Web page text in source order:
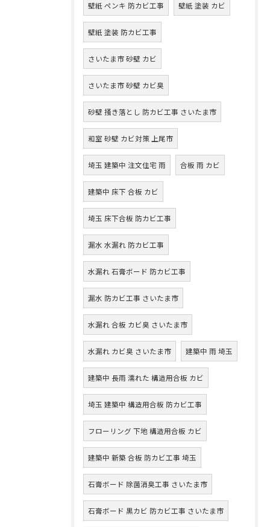
壁紙 ペンキ 防カビ工事 壁紙 塗装 カビ
壁紙 塗装 防カビ工事
さいたま市 砂壁 カビ
さいたま市 砂壁 カビ臭
砂壁 掻き落とし 防カビ工事 さいたま市
和室 砂壁 カビ対策 上尾市
埼玉 建築中 注文住宅 雨 合板 雨 カビ
建築中 床下 合板 カビ
埼玉 床下合板 防カビ工事
漏水 水漏れ 防カビ工事
水漏れ 石膏ボード 防カビ工事
漏水 防カビ工事 さいたま市
水漏れ 合板 カビ臭 さいたま市
水漏れ カビ臭 さいたま市 建築中 雨 埼玉
建築中 長雨 濡れた 構造用合板 カビ
埼玉 建築中 構造用合板 防カビ工事
フローリング 下地 構造用合板 カビ
建築中 新築 合板 防カビ工事 埼玉
石膏ボード 除菌消臭工事 さいたま市
石膏ボード 黒カビ 防カビ工事 さいたま市